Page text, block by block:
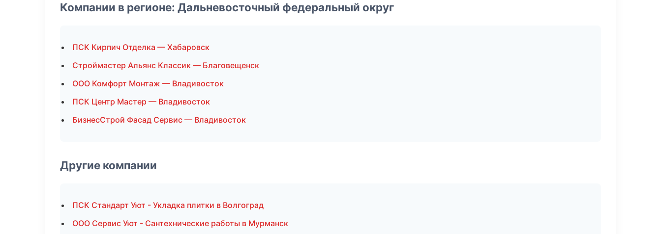
Компании в регионе: Дальневосточный федеральный округ
ПСК Кирпич Отделка — Хабаровск
Строймастер Альянс Классик — Благовещенск
ООО Комфорт Монтаж — Владивосток
ПСК Центр Мастер — Владивосток
БизнесСтрой Фасад Сервис — Владивосток
Другие компании
ПСК Стандарт Уют - Укладка плитки в Волгоград
ООО Сервис Уют - Сантехнические работы в Мурманск